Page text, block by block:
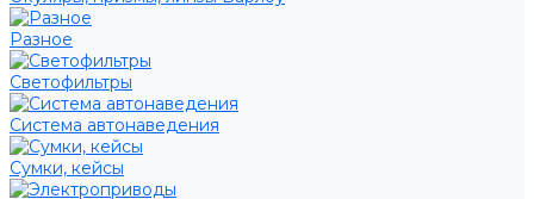
Разное
Светофильтры
Система автонаведения
Сумки, кейсы